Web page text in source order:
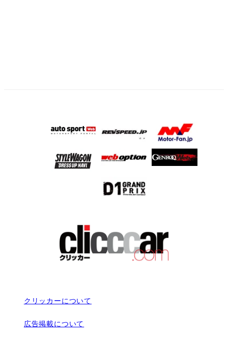
クリッカーについて
広告掲載について